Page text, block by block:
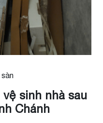
sinh nhà sau
Chánh